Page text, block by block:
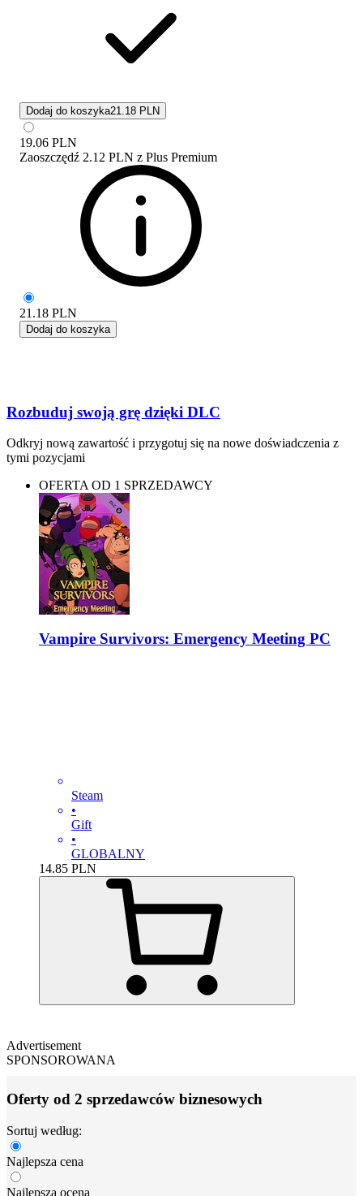
Dodaj do koszyka21.18 PLN
19.06 PLN
Zaoszczędź 2.12 PLN z Plus Premium
21.18 PLN
Dodaj do koszyka
Rozbuduj swoją grę dzięki DLC
Odkryj nową zawartość i przygotuj się na nowe doświadczenia z
tymi pozycjami
OFERTA OD 1 SPRZEDAWCY
Vampire Survivors: Emergency Meeting PC
Steam
•
Gift
•
GLOBALNY
14.85 PLN
Advertisement
SPONSOROWANA
Oferty od 2 sprzedawców biznesowych
Sortuj według:
Najlepsza cena
Najlepsza ocena